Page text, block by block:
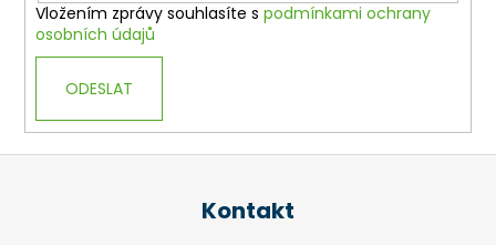
Vložením zprávy souhlasíte s podmínkami ochrany
osobních údajů
ODESLAT
Kontakt